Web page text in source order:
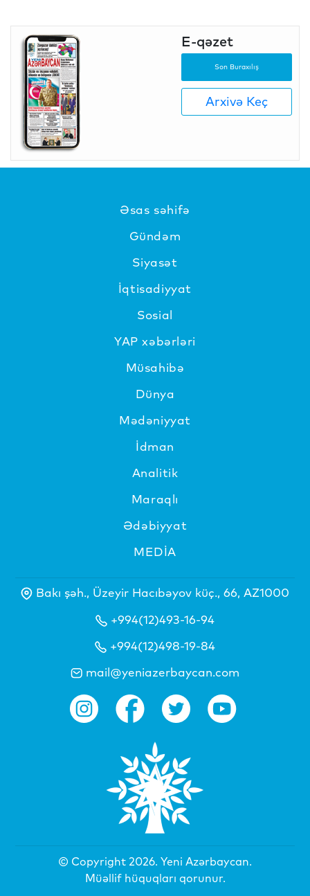
E-qəzet
Son Buraxılış
Arxivə Keç
Əsas səhifə
Gündəm
Siyasət
İqtisadiyyat
Sosial
YAP xəbərləri
Müsahibə
Dünya
Mədəniyyat
İdman
Analitik
Maraqlı
Ədəbiyyat
MEDİA
Bakı şəh., Üzeyir Hacıbəyov küç., 66, AZ1000
+994(12)493-16-94
+994(12)498-19-84
mail@yeniazerbaycan.com
© Copyright 2026. Yeni Azərbaycan.
Müəllif hüquqları qorunur.